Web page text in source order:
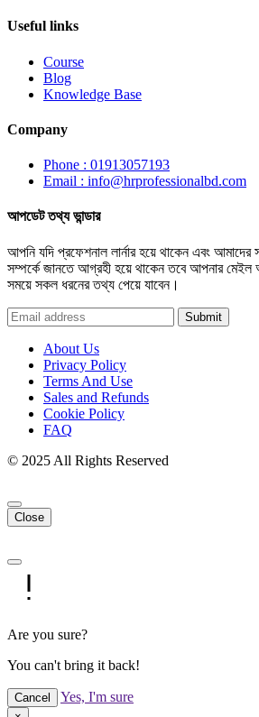
Useful links
Course
Blog
Knowledge Base
Company
Phone : 01913057193
Email : info@hrprofessionalbd.com
আপডেট তথ্য ভান্ডার
আপনি যদি প্রফেশনাল লার্নার হয়ে থাকেন এবং
সম্পর্কে জানতে আগ্রহী হয়ে থাকেন তবে আপনার মেইল
সময়ে সকল ধরনের তথ্য পেয়ে যাবেন।
Submit
About Us
Privacy Policy
Terms And Use
Sales and Refunds
Cookie Policy
FAQ
© 2025 All Rights Reserved
Close
Are you sure?
You can't bring it back!
Cancel Yes, I'm sure